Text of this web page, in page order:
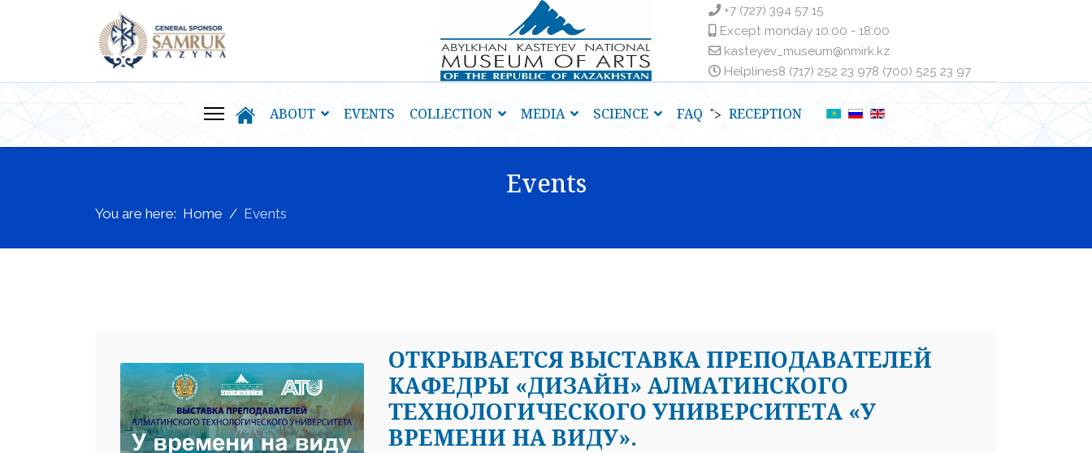
+7 (727) 394 57 15
Except monday 10:00 - 18:00
kasteyev_museum@nmirk.kz
Helplinesㅤ8 (717) 252 23 97ㅤㅤ8 (700) 525 23 97
ABOUT EVENTS COLLECTION MEDIA SCIENCE FAQ "> RECEPTION
Events
You are here: Home Events
ОТКРЫВАЕТСЯ ВЫСТАВКА ПРЕПОДАВАТЕЛЕЙ
КАФЕДРЫ «ДИЗАЙН» АЛМАТИНСКОГО
ТЕХНОЛОГИЧЕСКОГО УНИВЕРСИТЕТА «У
ВРЕМЕНИ НА ВИДУ».